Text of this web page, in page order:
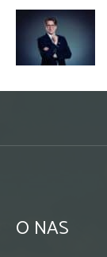
O NAS